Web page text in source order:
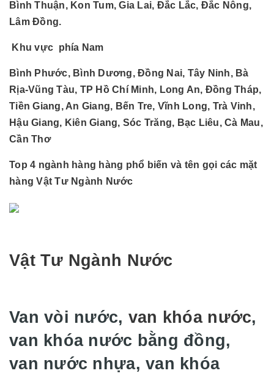
Bình Thuận, Kon Tum, Gia Lai, Đắc Lắc, Đắc Nông,
Lâm Đồng.
Khu vực phía Nam
Bình Phước, Bình Dương, Đồng Nai, Tây Ninh, Bà
Rịa-Vũng Tàu, TP Hồ Chí Minh, Long An, Đồng Tháp,
Tiền Giang, An Giang, Bến Tre, Vĩnh Long, Trà Vinh,
Hậu Giang, Kiên Giang, Sóc Trăng, Bạc Liêu, Cà Mau,
Cần Thơ
Top 4 ngành hàng hàng phổ biến và tên gọi các mặt
hàng Vật Tư Ngành Nước
Vật Tư Ngành Nước
Van vòi nước, van khóa nước,
van khóa nước bằng đồng,
van nước nhựa, van khóa